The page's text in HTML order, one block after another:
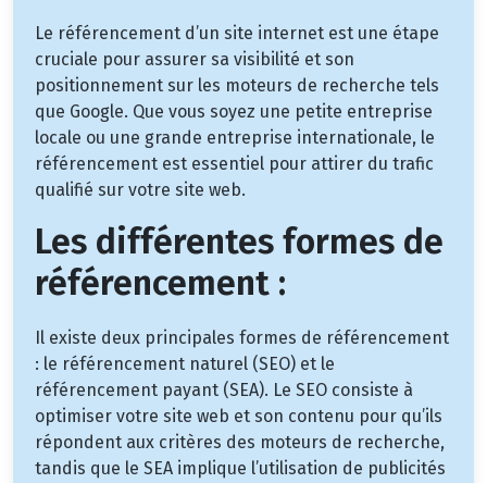
Le référencement d’un site internet est une étape
cruciale pour assurer sa visibilité et son
positionnement sur les moteurs de recherche tels
que Google. Que vous soyez une petite entreprise
locale ou une grande entreprise internationale, le
référencement est essentiel pour attirer du trafic
qualifié sur votre site web.
Les différentes formes de
référencement :
Il existe deux principales formes de référencement
: le référencement naturel (SEO) et le
référencement payant (SEA). Le SEO consiste à
optimiser votre site web et son contenu pour qu’ils
répondent aux critères des moteurs de recherche,
tandis que le SEA implique l’utilisation de publicités